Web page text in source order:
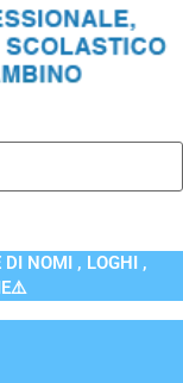
NOMI , LOGHI ,